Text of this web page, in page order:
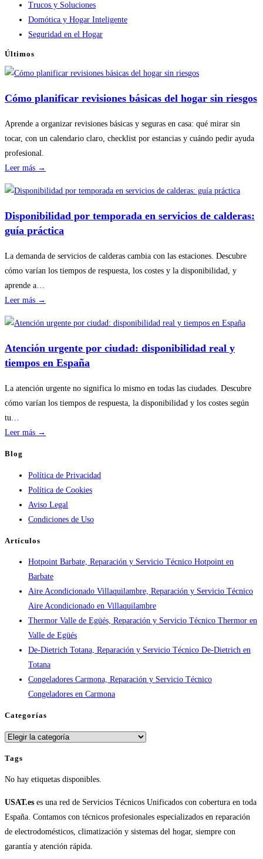
Trucos y Soluciones
Domótica y Hogar Inteligente
Seguridad en el Hogar
Últimos
Cómo planificar revisiones básicas del hogar sin riesgos
Aprende a organizar revisiones básicas y seguras en casa: qué mirar sin
tocar, con un calendario claro, checklist por estancias y cuándo pedir ayuda
profesional.
Leer más →
planificar
revisiones
básicas
hogar
sin
Disponibilidad por temporada en servicios de calderas:
guía práctica
La demanda de servicios de calderas cambia con las estaciones. Descubre
cómo varían los tiempos de respuesta, los costes y la disponibilidad, y
aprende a…
Leer más →
por
temporada
de
calderas:
Atención urgente por ciudad: disponibilidad real y
tiempos en España
La atención urgente no significa lo mismo en todas las ciudades. Descubre
cómo varían los tiempos de respuesta, la disponibilidad y los costes según
tu…
Leer más →
por
ciudad:
disponibilidad
real
en
España
Blog
Política de Privacidad
Política de Cookies
Aviso Legal
Condiciones de Uso
Artículos
Hotpoint Barbate, Reparación y Servicio Técnico Hotpoint en
Barbate
Aire Acondicionado Villaquilambre, Reparación y Servicio Técnico
Aire Acondicionado en Villaquilambre
Thermor Valle de Egüés, Reparación y Servicio Técnico Thermor en
Valle de Egüés
De-Dietrich Totana, Reparación y Servicio Técnico De-Dietrich en
Totana
Congeladores Carmona, Reparación y Servicio Técnico
Congeladores en Carmona
Categorías
Categorías
Tags
No hay etiquetas disponibles.
USAT.es es una red de Servicios Técnicos Unificados con cobertura en toda
España. Contamos con técnicos profesionales especializados en reparación
de electrodomésticos, climatización y sistemas del hogar, siempre con
garantía y atención rápida.